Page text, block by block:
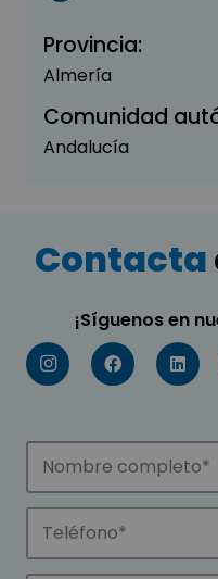
Provincia:
Almería
Comunidad
Andalucía
Contacta
¡Síguenos en